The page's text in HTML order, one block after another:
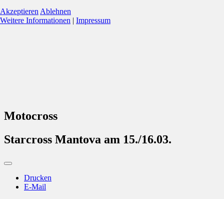
Motocross
Starcross Mantova am 15./16.03.
Drucken
E-Mail
Akzeptieren Ablehnen
Weitere Informationen | Impressum